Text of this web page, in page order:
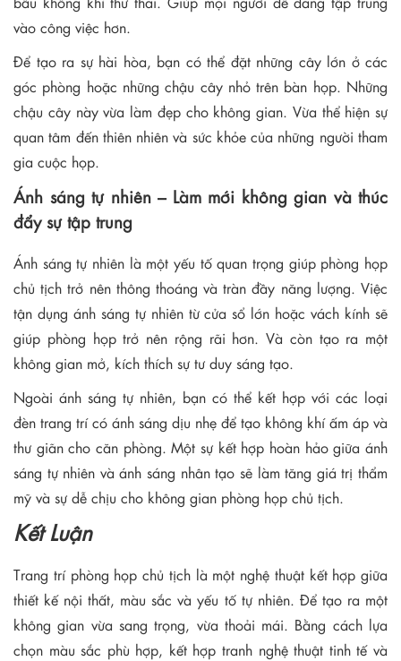
vào công việc hơn.
Để tạo ra sự hài hòa, bạn có thể đặt những cây lớn ở các
góc phòng hoặc những chậu cây nhỏ trên bàn họp. Những
chậu cây này vừa làm đẹp cho không gian. Vừa thể hiện sự
quan tâm đến thiên nhiên và sức khỏe của những người tham
gia cuộc họp.
Ánh sáng tự nhiên – Làm mới không gian và thúc
đẩy sự tập trung
Ánh sáng tự nhiên là một yếu tố quan trọng giúp phòng họp
chủ tịch trở nên thông thoáng và tràn đầy năng lượng. Việc
tận dụng ánh sáng tự nhiên từ cửa sổ lớn hoặc vách kính sẽ
giúp phòng họp trở nên rộng rãi hơn. Và còn tạo ra một
không gian mở, kích thích sự tư duy sáng tạo.
Ngoài ánh sáng tự nhiên, bạn có thể kết hợp với các loại
đèn trang trí có ánh sáng dịu nhẹ để tạo không khí ấm áp và
thư giãn cho căn phòng. Một sự kết hợp hoàn hảo giữa ánh
sáng tự nhiên và ánh sáng nhân tạo sẽ làm tăng giá trị thẩm
mỹ và sự dễ chịu cho không gian phòng họp chủ tịch.
Kết Luận
Trang trí phòng họp chủ tịch là một nghệ thuật kết hợp giữa
thiết kế nội thất, màu sắc và yếu tố tự nhiên. Để tạo ra một
không gian vừa sang trọng, vừa thoải mái. Bằng cách lựa
chọn màu sắc phù hợp, kết hợp tranh nghệ thuật tinh tế và